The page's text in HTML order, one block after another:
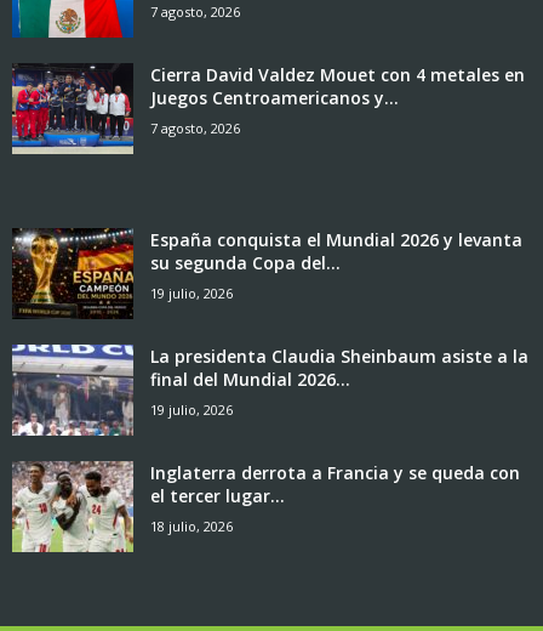
7 agosto, 2026
Cierra David Valdez Mouet con 4 metales en
Juegos Centroamericanos y...
7 agosto, 2026
España conquista el Mundial 2026 y levanta
su segunda Copa del...
19 julio, 2026
La presidenta Claudia Sheinbaum asiste a la
final del Mundial 2026...
19 julio, 2026
Inglaterra derrota a Francia y se queda con
el tercer lugar...
18 julio, 2026